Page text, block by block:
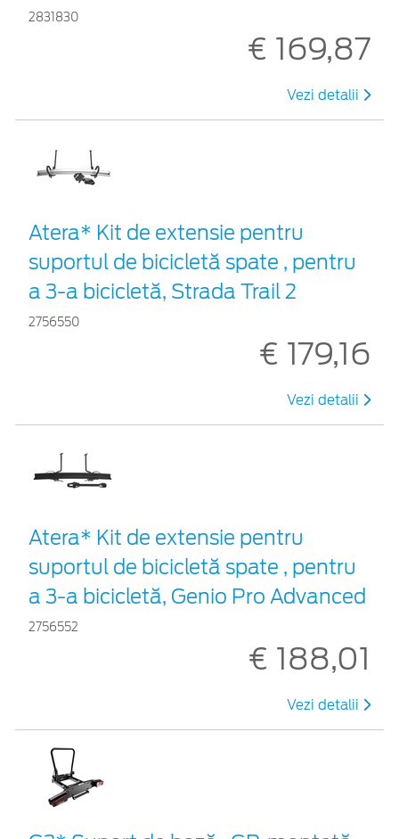
2831830
€ 169,87
Vezi detalii
Atera* Kit de extensie pentru
suportul de bicicletă spate , pentru
a 3-a bicicletă, Strada Trail 2
2756550
€ 179,16
Vezi detalii
Atera* Kit de extensie pentru
suportul de bicicletă spate , pentru
a 3-a bicicletă, Genio Pro Advanced
2756552
€ 188,01
Vezi detalii